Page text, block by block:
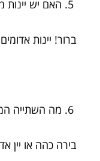
האם יש יינות
ברור! יינות
מה השתייה
בירה כהה או יין